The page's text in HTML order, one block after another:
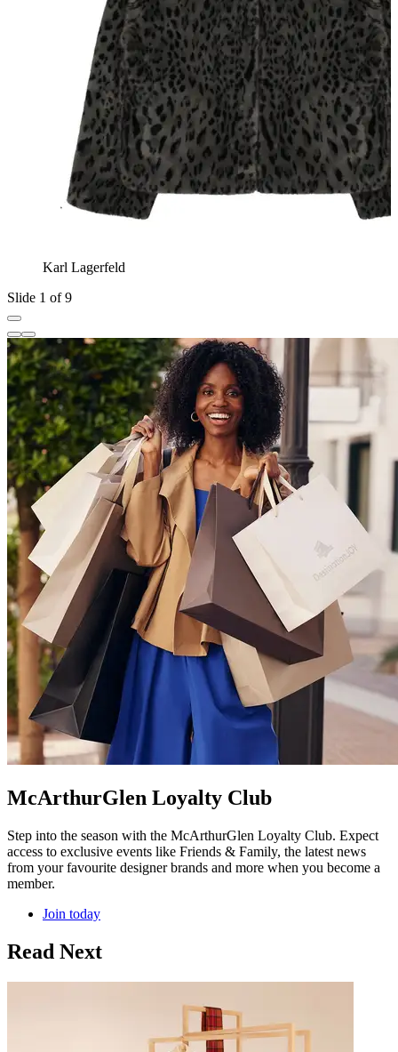
Karl Lagerfeld
Slide 1 of 9
McArthurGlen Loyalty Club
Step into the season with the McArthurGlen Loyalty Club. Expect
access to exclusive events like Friends & Family, the latest news
from your favourite designer brands and more when you become a
member.
Join today
Read Next